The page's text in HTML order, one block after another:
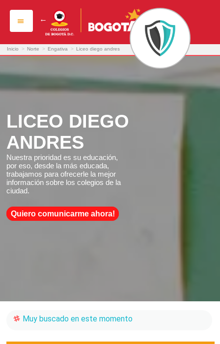
liceo diego andres
Inicio > Norte > Engativa > Liceo diego andres
LICEO DIEGO
ANDRES
Nuestra prioridad es su educación,
por eso, desde la más educada,
trabajamos para ofrecerle la mejor
información sobre los colegios de la
ciudad.
Quiero comunicarme ahora!
Muy buscado en este momento